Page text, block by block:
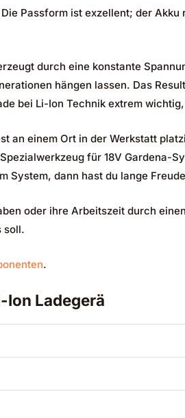
Passform ist exzellent; der
durch eine konstante
hängen lassen. Das
bei Li-Ion Technik extrem
einem Ort in der Werkstatt
für 18V Gardena-
System, dann hast du lange
oder ihre Arbeitszeit durch
soll.
.
Ion Ladegerä